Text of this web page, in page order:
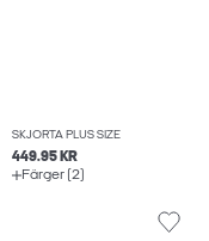
SKJORTA PLUS SIZE
449.95 KR
Färger (2)